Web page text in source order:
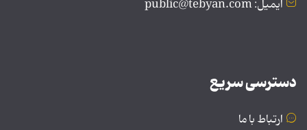
ایمیل: public@tebyan.com
دسترسی سریع
ارتباط با ما